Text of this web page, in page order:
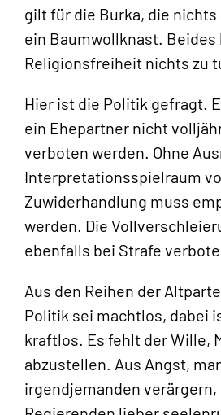
gilt für die Burka, die
ein Baumwollknast. Beides
Religionsfreiheit nichts zu
Hier ist die Politik gefragt.
ein Ehepartner nicht
verboten werden. Ohne
Interpretationsspielraum
Zuwiderhandlung muss
werden. Die
ebenfalls bei Strafe
Aus den Reihen der
Politik sei machtlos, dabei
kraftlos. Es fehlt der Wille,
abzustellen. Aus Angst,
irgendjemanden verärgern,